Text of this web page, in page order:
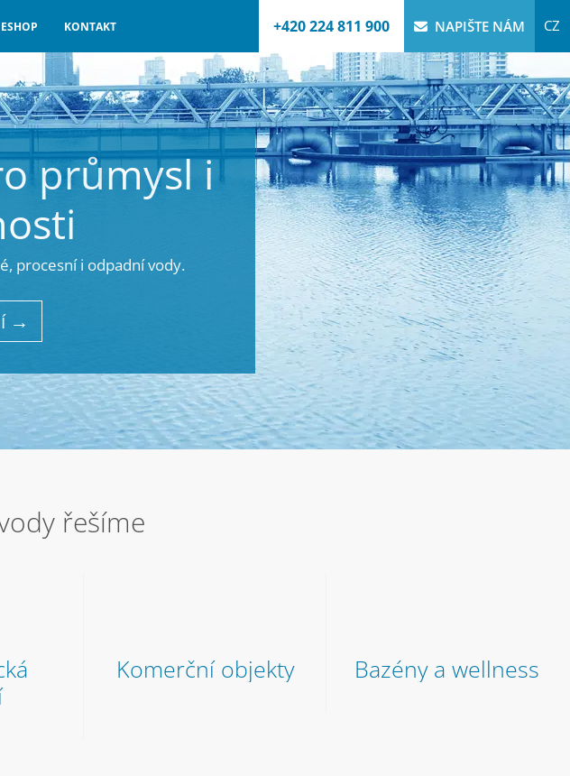
ESHOP KONTAKT CZ
NAPIŠTE NÁM
+420 224 811 900
průmysl i
procesní i odpadní vody.
→
řešíme
Komerční objekty Bazény a wellness